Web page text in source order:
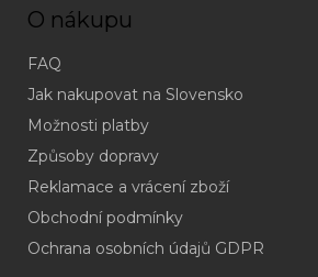
O nákupu
FAQ
Jak nakupovat na Slovensko
Možnosti platby
Způsoby dopravy
Reklamace a vrácení zboží
Obchodní podmínky
Ochrana osobních údajů GDPR
(odpověď
do